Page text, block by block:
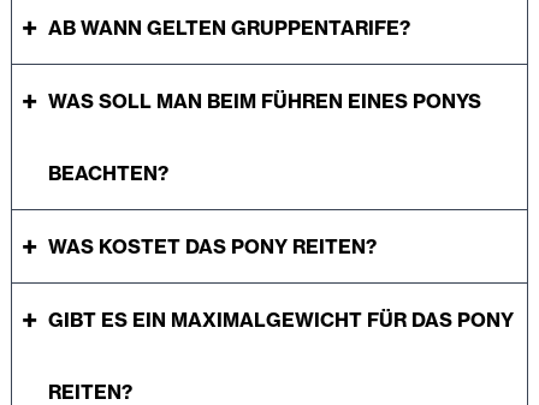
AB WANN GELTEN GRUPPENTARIFE?
WAS SOLL MAN BEIM FÜHREN EINES PONYS
BEACHTEN?
WAS KOSTET DAS PONY REITEN?
GIBT ES EIN MAXIMALGEWICHT FÜR DAS PONY
REITEN?